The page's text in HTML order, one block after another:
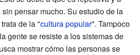
pensar mucho. Su estudio de la
de la "cultura popular". Tampoco
gente se resiste a los sistemas de
mostrar cómo las personas se